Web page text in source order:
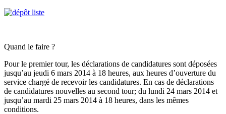
Quand le faire ?
Pour le premier tour, les déclarations de candidatures sont déposées
jusqu’au jeudi 6 mars 2014 à 18 heures, aux heures d’ouverture du
service chargé de recevoir les candidatures. En cas de déclarations
de candidatures nouvelles au second tour; du lundi 24 mars 2014 et
jusqu’au mardi 25 mars 2014 à 18 heures, dans les mêmes
conditions.